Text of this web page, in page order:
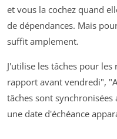
et vous la cochez quand
de dépendances. Mais
suffit amplement.
J'utilise les tâches pour
rapport avant vendredi",
tâches sont synchronisées
une date d'échéance